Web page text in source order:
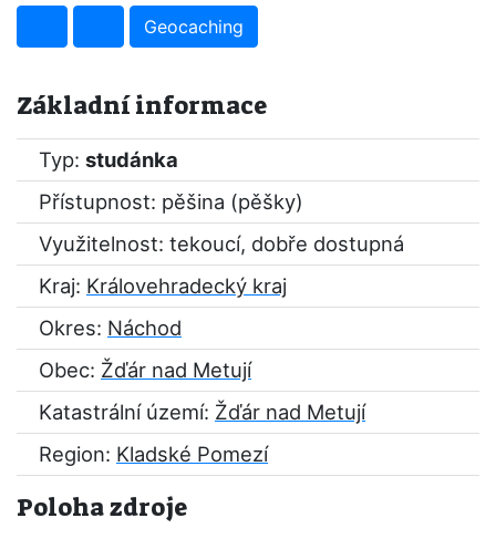
Geocaching
Základní informace
Typ: studánka
Přístupnost: pěšina (pěšky)
Využitelnost: tekoucí, dobře dostupná
Kraj: Královehradecký kraj
Okres: Náchod
Obec: Žďár nad Metují
Katastrální území: Žďár nad Metují
Region: Kladské Pomezí
Poloha zdroje